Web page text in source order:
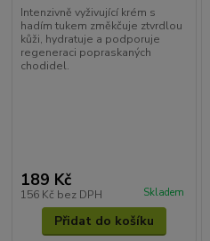
Intenzivně vyživující krém s
hadím tukem změkčuje ztvrdlou
kůži, hydratuje a podporuje
regeneraci popraskaných
chodidel.
189 Kč
156 Kč bez DPH Skladem
Přidat do košíku